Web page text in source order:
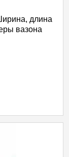
длина
вазона